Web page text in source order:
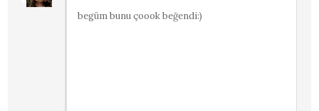
begüm bunu çoook beğendi:)